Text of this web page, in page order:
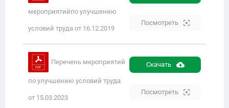
мероприятийпо улучшению
условий труда от 16.12.2019
Посмотреть
Перечень мероприятий
по улучшению условий труда
от 15.03.2023
Скачать
Посмотреть